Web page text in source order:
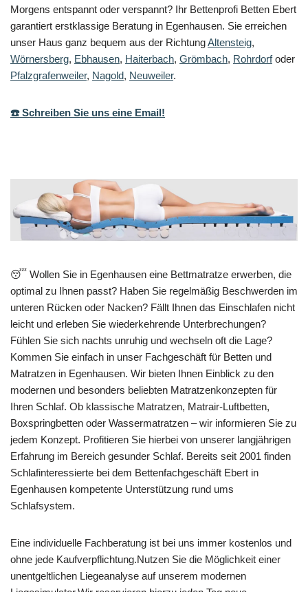
Morgens entspannt oder verspannt? Ihr Bettenprofi Betten Ebert
garantiert erstklassige Beratung in Egenhausen. Sie erreichen
unser Haus ganz bequem aus der RichtungAltensteig,
Wörnersberg, Ebhausen, Haiterbach, Grömbach, Rohrdorfoder
Pfalzgrafenweiler, Nagold, Neuweiler.
☎️ Schreiben Sie uns eine Email!
😴 Wollen Sie in Egenhausen eine Bettmatratze erwerben, die
optimal zu Ihnen passt? Haben Sie regelmäßig Beschwerden im
unteren Rücken oder Nacken? Fällt Ihnen das Einschlafen nicht
leicht und erleben Sie wiederkehrende Unterbrechungen?
Fühlen Sie sich nachts unruhig und wechseln oft die Lage?
Kommen Sie einfach in unser Fachgeschäft für Betten und
Matratzen in Egenhausen. Wir bieten Ihnen Einblick zu den
modernen und besonders beliebten Matratzenkonzepten für
Ihren Schlaf. Ob klassische Matratzen, Matrair-Luftbetten,
Boxspringbetten oder Wassermatratzen – wir informieren Sie zu
jedem Konzept. Profitieren Sie hierbei von unserer langjährigen
Erfahrung im Bereich gesunder Schlaf. Bereits seit 2001 finden
Schlafinteressierte bei dem Bettenfachgeschäft Ebert in
Egenhausen kompetente Unterstützung rund ums
Schlafsystem.
Eine individuelle Fachberatung ist bei uns immer kostenlos und
ohne jede Kaufverpflichtung.Nutzen Sie die Möglichkeit einer
unentgeltlichen Liegeanalyse auf unserem modernen